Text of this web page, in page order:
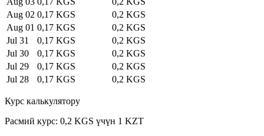
Aug 02 0,17 KGS
0,2 KGS
Aug 01 0,17 KGS
0,2 KGS
Jul 31
0,17 KGS
0,2 KGS
Jul 30
0,17 KGS
0,2 KGS
Jul 29
0,17 KGS
0,2 KGS
Jul 28
0,17 KGS 0,2 KGS
Курс калькулятору
Расмий курс: 0,2 KGS үчүн 1 KZT